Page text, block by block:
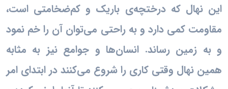
این نهال که درختچه‌ی باریک و کم‌ضخامتی است،
مقاومت کمی دارد و به راحتی می‌توان آن را خم نمود
و به زمین رساند. انسان‌ها و جوامع نیز به مثابه
همین نهال وقتی کاری را شروع می‌کنند در ابتدای امر